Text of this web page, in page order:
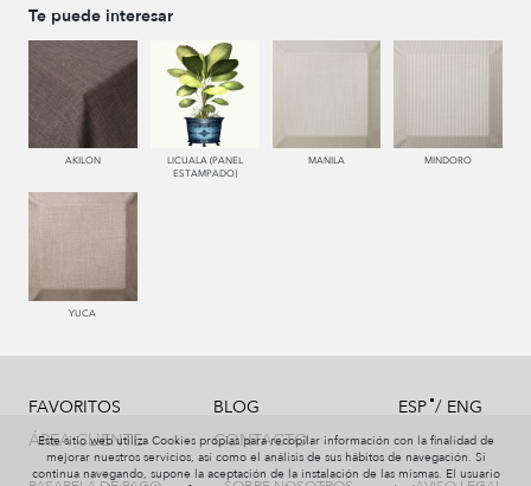
440 PISTACHO 116 ORO
Te puede interesar
AKILON
LICUALA (PANEL
ESTAMPADO)
MANILA MINDORO
YUCA
FAVORITOS
ÁREA CLIENTE
BLOG
CONTACTO
ESP/ ENG
Este sitio web utiliza Cookies propias para recopilar información con la finalidad de
mejorar nuestros servicios, así como el análisis de sus hábitos de navegación. Si
continua navegando, supone la aceptación de la instalación de las mismas. El usuario